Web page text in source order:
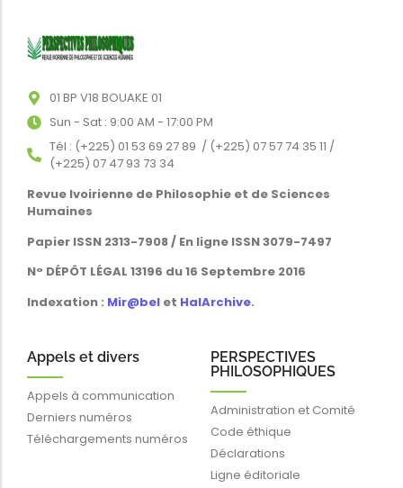
01 BP V18 BOUAKE 01
Sun - Sat : 9:00 AM - 17:00 PM
Tél : (+225) 01 53 69 27 89 / (+225) 07 57 74 35 11 /
(+225) 07 47 93 73 34
Revue Ivoirienne de Philosophie et de Sciences
Humaines
Papier ISSN 2313-7908 / En ligne ISSN 3079-7497
N° DÉPÔT LÉGAL 13196 du 16 Septembre 2016
Indexation : Mir@bel et HalArchive.
Appels et divers
Appels à communication
Derniers numéros
Téléchargements numéros
PERSPECTIVES
PHILOSOPHIQUES
Administration et Comité
Code éthique
Déclarations
Ligne éditoriale